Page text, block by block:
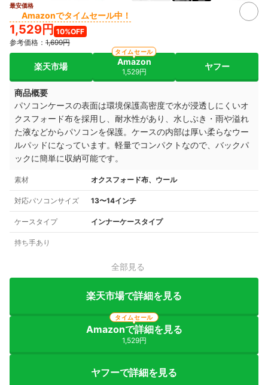
最安価格
Amazonでタイムセール中！
1,529円 10%OFF
参考価格： 1,699円
楽天市場 Amazon
1,529円
タイムセール
ヤフー
商品概要
パソコンケースの表面は環境保護高密度で水が浸透しにくいオ
クスフォード布を採用し、耐水性があり、水しぶき・雨や溢れ
た液などからパソコンを保護。ケースの内部は厚い柔らなウー
ルパッドになっています。軽量でコンパクトなので、バックパ
ックに簡単に収納可能です。
素材 オクスフォード布、ウール
対応パソコンサイズ 13〜14インチ
ケースタイプ インナーケースタイプ
持ち手あり
全部見る
楽天市場で詳細を見る
Amazonで詳細を見る
1,529円
タイムセール
ヤフーで詳細を見る